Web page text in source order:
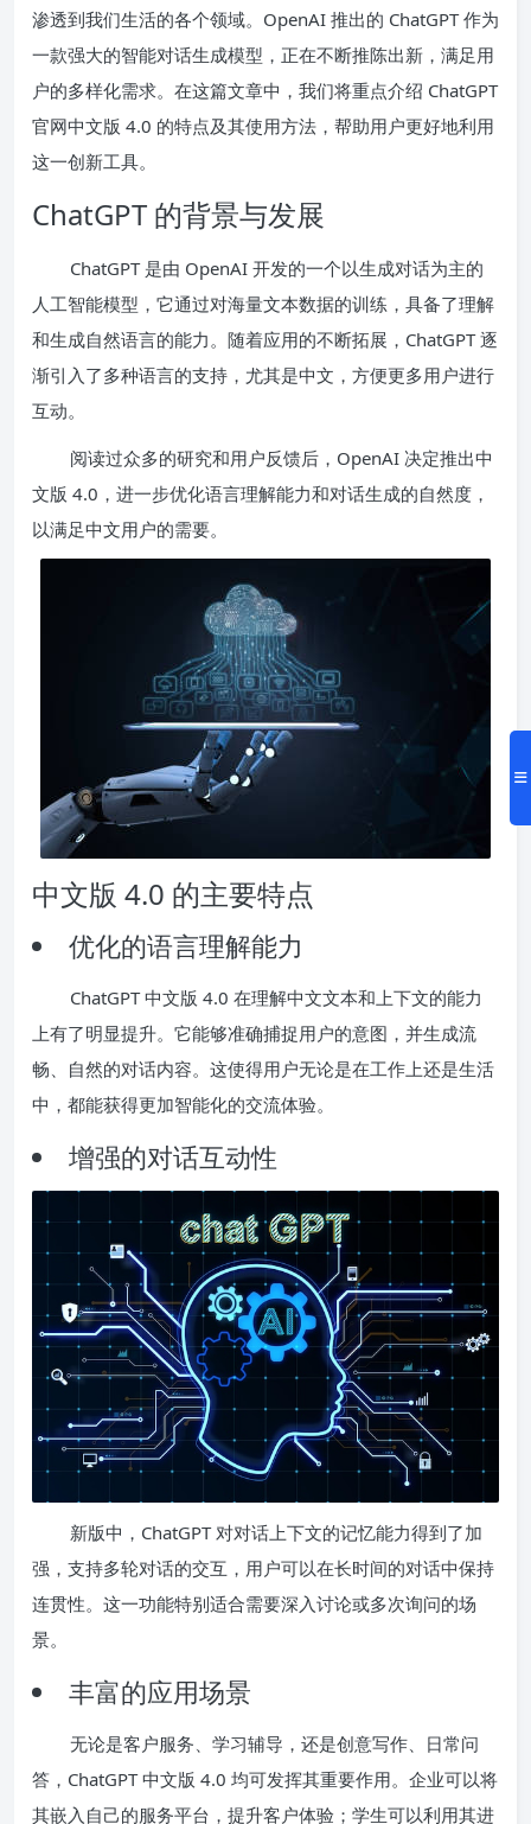
渗透到我们生活的各个领域。OpenAI 推出的 ChatGPT 作为
一款强大的智能对话生成模型，正在不断推陈出新，满足用
户的多样化需求。在这篇文章中，我们将重点介绍 ChatGPT
官网中文版 4.0 的特点及其使用方法，帮助用户更好地利用
这一创新工具。
ChatGPT 的背景与发展
ChatGPT 是由 OpenAI 开发的一个以生成对话为主的
人工智能模型，它通过对海量文本数据的训练，具备了理解
和生成自然语言的能力。随着应用的不断拓展，ChatGPT 逐
渐引入了多种语言的支持，尤其是中文，方便更多用户进行
互动。
阅读过众多的研究和用户反馈后，OpenAI 决定推出中
文版 4.0，进一步优化语言理解能力和对话生成的自然度，
以满足中文用户的需要。
中文版 4.0 的主要特点
优化的语言理解能力
ChatGPT 中文版 4.0 在理解中文文本和上下文的能力
上有了明显提升。它能够准确捕捉用户的意图，并生成流
畅、自然的对话内容。这使得用户无论是在工作上还是生活
中，都能获得更加智能化的交流体验。
增强的对话互动性
新版中，ChatGPT 对对话上下文的记忆能力得到了加
强，支持多轮对话的交互，用户可以在长时间的对话中保持
连贯性。这一功能特别适合需要深入讨论或多次询问的场
景。
丰富的应用场景
无论是客户服务、学习辅导，还是创意写作、日常问
答，ChatGPT 中文版 4.0 均可发挥其重要作用。企业可以将
其嵌入自己的服务平台，提升客户体验；学生可以利用其进